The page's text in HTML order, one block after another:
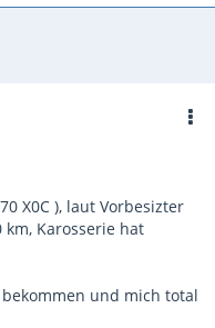
X0C ), laut Vorbesizter
Karosserie hat
und mich total